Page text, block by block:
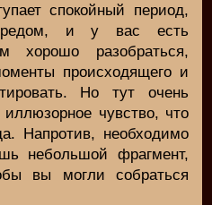
спокойный период,
и у вас есть
хорошо разобраться,
происходящего и
Но тут очень
чувство, что
Напротив, необходимо
небольшой фрагмент,
вы могли собраться